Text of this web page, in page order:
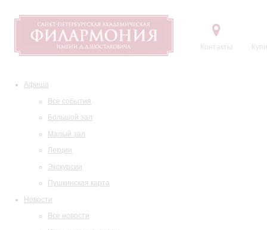
Контакты
Афиша
Все события
Большой зал
Малый зал
Лекции
Экскурсии
Пушкинская карта
Новости
Все новости